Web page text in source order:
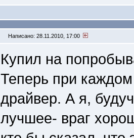
Написано: 28.11.2010, 17:00
Купил на
Теперь при
драйвер. А я,
лучшее- враг